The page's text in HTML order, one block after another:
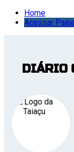
Home
Acessar
DIÁRIO